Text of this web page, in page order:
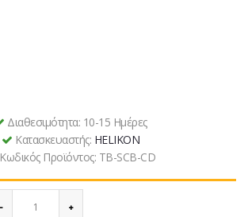
Διαθεσιμότητα: 10-15 Ημέρες
Κατασκευαστής: HELIKON
Κωδικός Προϊόντος: TB-SCB-CD